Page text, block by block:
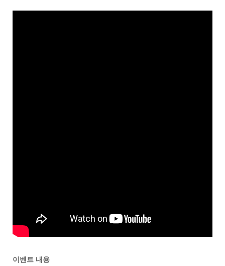
이벤트 내용